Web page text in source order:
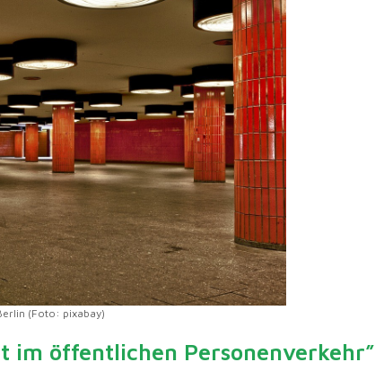
(Foto: pixabay)
im öffentlichen Personenverkehr”